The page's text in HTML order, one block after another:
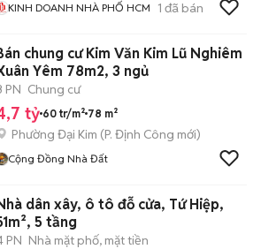
KINH DOANH NHÀ PHỐ HCM 1 đã bán
chung cư Kim Văn Kim Lũ Nghiêm
Yêm 78m2, 3 ngủ
PN Chung cư
tỷ 60 tr/m² 78 m²
Phường Đại Kim (P. Định Công mới)
Cộng Đồng Nhà Đất
dân xây, ô tô đỗ cửa, Tứ Hiệp,
5 tầng
PN Nhà mặt phố, mặt tiền